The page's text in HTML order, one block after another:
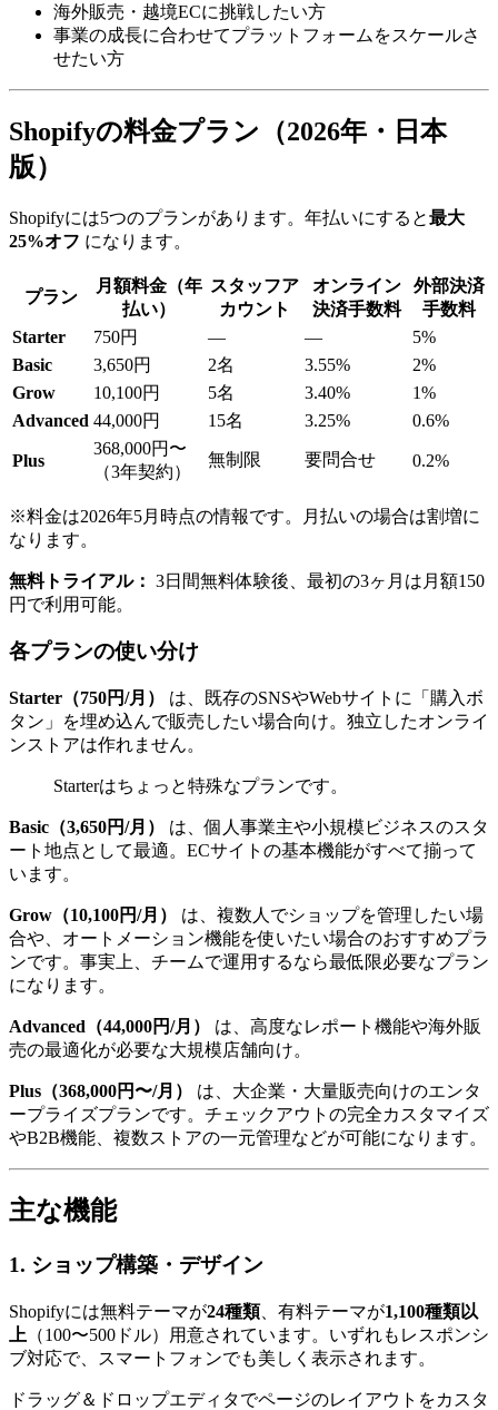
海外販売・越境ECに挑戦したい方
事業の成長に合わせてプラットフォームをスケールさ
せたい方
Shopifyの料金プラン（2026年・日本
版）
Shopifyには5つのプランがあります。年払いにすると最大
25%オフ になります。
プラン
月額料金（年
払い）
スタッフア
カウント
オンライン
決済手数料
外部決済
手数料
Starter
750円 — —
5%
Basic
3,650円 2名 3.55%
2%
Grow
10,100円 5名 3.40%
1%
Advanced 44,000円 15名 3.25% 0.6%
Plus
368,000円〜
（3年契約）
無制限 要問合せ 0.2%
※料金は2026年5月時点の情報です。月払いの場合は割増に
なります。
無料トライアル： 3日間無料体験後、最初の3ヶ月は月額150
円で利用可能。
各プランの使い分け
Starter（750円/月）
は、既存のSNSやWebサイトに「購入ボ
タン」を埋め込んで販売したい場合向け。独立したオンライ
ンストアは作れません。
Starterはちょっと特殊なプランです。
Basic（3,650円/月）
は、個人事業主や小規模ビジネスのスタ
ート地点として最適。ECサイトの基本機能がすべて揃って
います。
Grow（10,100円/月）
は、複数人でショップを管理したい場
合や、オートメーション機能を使いたい場合のおすすめプラ
ンです。事実上、チームで運用するなら最低限必要なプラン
になります。
Advanced（44,000円/月）
は、高度なレポート機能や海外販
売の最適化が必要な大規模店舗向け。
Plus（368,000円〜/月）
は、大企業・大量販売向けのエンタ
ープライズプランです。チェックアウトの完全カスタマイズ
やB2B機能、複数ストアの一元管理などが可能になります。
主な機能
1. ショップ構築・デザイン
Shopifyには無料テーマが24種類、有料テーマが1,100種類以
上 （100〜500ドル）用意されています。いずれもレスポンシ
ブ対応で、スマートフォンでも美しく表示されます。
ドラッグ＆ドロップエディタでページのレイアウトをカスタ